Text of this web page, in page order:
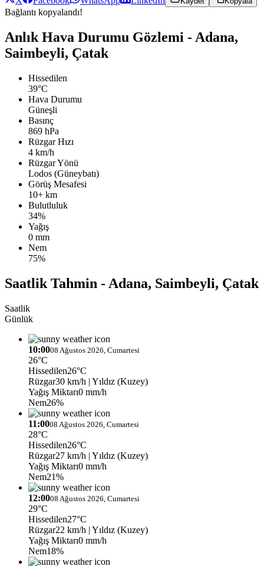
Bağlantı kopyalandı!
Anlık Hava Durumu Gözlemi - Adana,
Saimbeyli, Çatak
Hissedilen
39°C
Hava Durumu
Güneşli
Basınç
869 hPa
Rüzgar Hızı
4 km/h
Rüzgar Yönü
Lodos (Güneybatı)
Görüş Mesafesi
10+ km
Bulutluluk
34%
Yağış
0 mm
Nem
75%
Saatlik Tahmin - Adana, Saimbeyli, Çatak
Saatlik
Günlük
10:0008 Ağustos 2026, Cumartesi
26°C
Hissedilen26°C
Rüzgar30 km/h | Yıldız (Kuzey)
Yağış Miktarı0 mm/h
Nem26%
11:0008 Ağustos 2026, Cumartesi
28°C
Hissedilen26°C
Rüzgar27 km/h | Yıldız (Kuzey)
Yağış Miktarı0 mm/h
Nem21%
12:0008 Ağustos 2026, Cumartesi
29°C
Hissedilen27°C
Rüzgar22 km/h | Yıldız (Kuzey)
Yağış Miktarı0 mm/h
Nem18%